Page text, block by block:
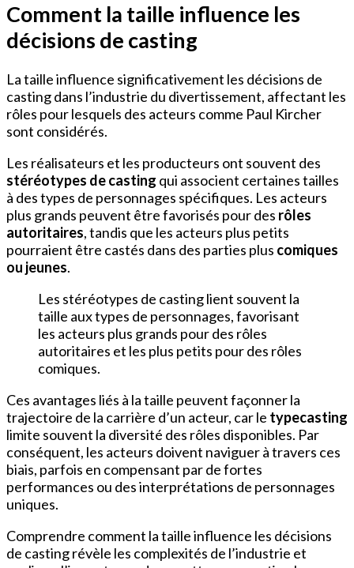
Comment la taille influence les
décisions de casting
La taille influence significativement les décisions de
casting dans l’industrie du divertissement, affectant les
rôles pour lesquels des acteurs comme Paul Kircher
sont considérés.
Les réalisateurs et les producteurs ont souvent des
stéréotypes de casting qui associent certaines tailles
à des types de personnages spécifiques. Les acteurs
plus grands peuvent être favorisés pour des rôles
autoritaires, tandis que les acteurs plus petits
pourraient être castés dans des parties plus comiques
ou jeunes.
Les stéréotypes de casting lient souvent la
taille aux types de personnages, favorisant
les acteurs plus grands pour des rôles
autoritaires et les plus petits pour des rôles
comiques.
Ces avantages liés à la taille peuvent façonner la
trajectoire de la carrière d’un acteur, car le typecasting
limite souvent la diversité des rôles disponibles. Par
conséquent, les acteurs doivent naviguer à travers ces
biais, parfois en compensant par de fortes
performances ou des interprétations de personnages
uniques.
Comprendre comment la taille influence les décisions
de casting révèle les complexités de l’industrie et